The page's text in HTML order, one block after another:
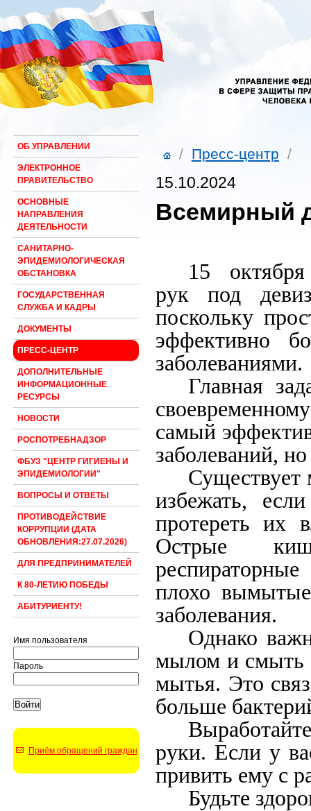
ОБ УПРАВЛЕНИИ
ЭЛЕКТРОННОЕ
ПРАВИТЕЛЬСТВО
ОСНОВНЫЕ
НАПРАВЛЕНИЯ
ДЕЯТЕЛЬНОСТИ
САНИТАРНО-
ЭПИДЕМИОЛОГИЧЕСКАЯ
ОБСТАНОВКА
ГОСУДАРСТВЕННАЯ
СЛУЖБА И КАДРЫ
ДОКУМЕНТЫ
ПРЕСС-ЦЕНТР
ДОПОЛНИТЕЛЬНЫЕ
ИНФОРМАЦИОННЫЕ
РЕСУРСЫ
НОВОСТИ
РОСПОТРЕБНАДЗОР
ФБУЗ "ЦЕНТР ГИГИЕНЫ И
ЭПИДЕМИОЛОГИИ"
ВОПРОСЫ И ОТВЕТЫ
ПРОТИВОДЕЙСТВИЕ
КОРРУПЦИИ (ДАТА
ОБНОВЛЕНИЯ:27.07.2026)
ДЛЯ ПРЕДПРИНИМАТЕЛЕЙ
К 80-ЛЕТИЮ ПОБЕДЫ
АБИТУРИЕНТУ!
Имя пользователя
Пароль
Приём обращений граждан
/ Пресс-центр /
15.10.2024
Всемирный
15
рук под
поскольку
эффективно
заболеваниями.
Главная
самый
заболеваний,
Существует
избежать,
протереть их
Острые
плохо
заболевания.
Однако
мылом и смыть
мытья. Это
больше
руки. Если у
привить ему с
Будьте